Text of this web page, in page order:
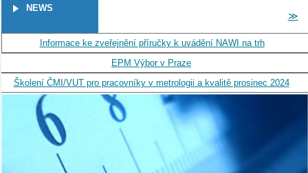
NEWS
Informace ke zveřejnění příručky k uvádění NAWI na trh
EPM Výbor v Praze
Školení ČMI/VUT pro pracovníky v metrologii a kvalitě prosinec 2024
PAGES
≫